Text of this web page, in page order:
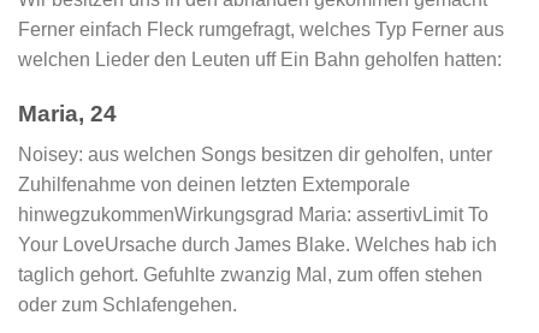
Ferner einfach Fleck rumgefragt, welches Typ Ferner aus
welchen Lieder den Leuten uff Ein Bahn geholfen hatten:
Maria, 24
Noisey: aus welchen Songs besitzen dir geholfen, unter
Zuhilfenahme von deinen letzten Extemporale
hinwegzukommenWirkungsgrad Maria: assertivLimit To
Your LoveUrsache durch James Blake. Welches hab ich
taglich gehort. Gefuhlte zwanzig Mal, zum offen stehen
oder zum Schlafengehen.